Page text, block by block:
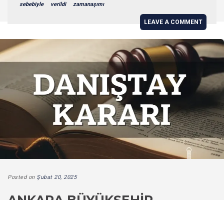
sebebiyle verildi zamanaşımı
LEAVE A COMMENT
Posted on Şubat 20, 2025